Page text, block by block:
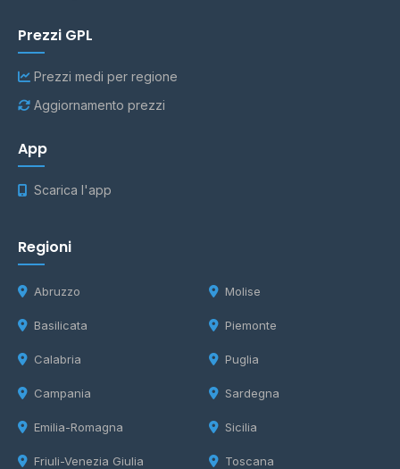
Prezzi GPL
Prezzi medi per regione
Aggiornamento prezzi
App
Scarica l'app
Regioni
Abruzzo
Basilicata
Calabria
Campania
Emilia-Romagna
Friuli-Venezia Giulia
Molise
Piemonte
Puglia
Sardegna
Sicilia
Toscana